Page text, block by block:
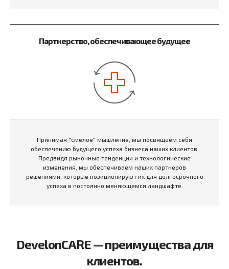
Партнерство, обеспечивающее будущее
Принимая "смелое" мышление, мы посвящаем себя
обеспечению будущего успеха бизнеса наших клиентов.
Предвидя рыночные тенденции и технологические
изменения, мы обеспечиваем наших партнеров
решениями, которые позиционируют их для долгосрочного
успеха в постоянно меняющемся ландшафте.
DevelonCARE — преимущества для
клиентов.